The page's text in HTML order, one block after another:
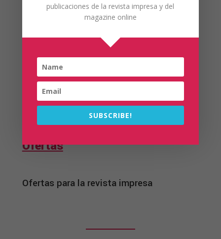
Los mejores productos para
tus platos preferidos.
Ofertas
Ofertas para la revista impresa
publicaciones de la revista impresa y del
magazine online
SUBSCRIBE!